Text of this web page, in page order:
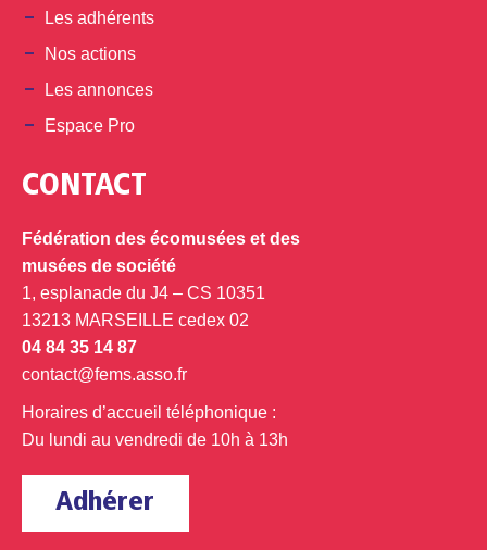
Les adhérents
Nos actions
Les annonces
Espace Pro
CONTACT
Fédération des écomusées et des
musées de société
1, esplanade du J4 – CS 10351
13213 MARSEILLE cedex 02
04 84 35 14 87
contact@fems.asso.fr
Horaires d’accueil téléphonique :
Du lundi au vendredi de 10h à 13h
Adhérer